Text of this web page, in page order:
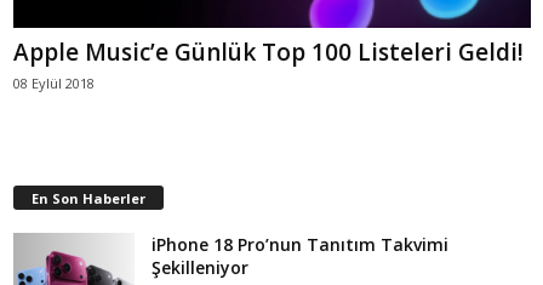
Apple Music’e Günlük Top 100 Listeleri Geldi!
08 Eylül 2018
En Son Haberler
iPhone 18 Pro’nun Tanıtım Takvimi
Şekilleniyor